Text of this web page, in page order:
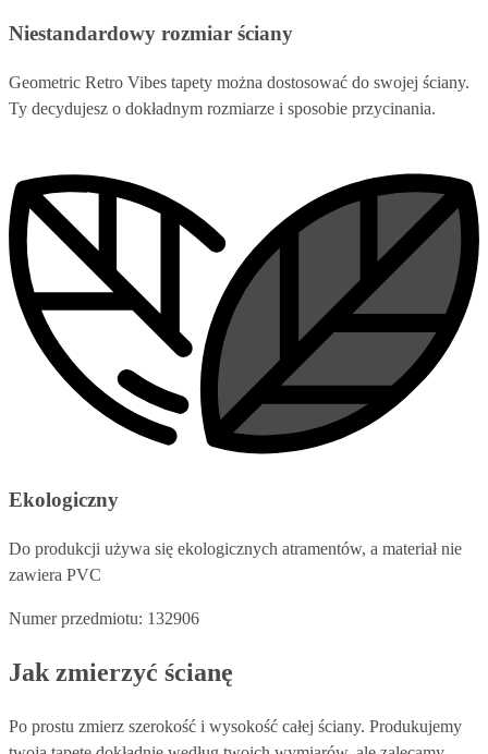
Niestandardowy rozmiar ściany
Geometric Retro Vibes tapety można dostosować do swojej ściany.
Ty decydujesz o dokładnym rozmiarze i sposobie przycinania.
Ekologiczny
Do produkcji używa się ekologicznych atramentów, a materiał nie
zawiera PVC
Numer przedmiotu: 132906
Jak zmierzyć ścianę
Po prostu zmierz szerokość i wysokość całej ściany. Produkujemy